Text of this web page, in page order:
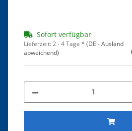
Sofort verfügbar
Lieferzeit:2 - 4 Tage * (DE - Ausland
abweichend)